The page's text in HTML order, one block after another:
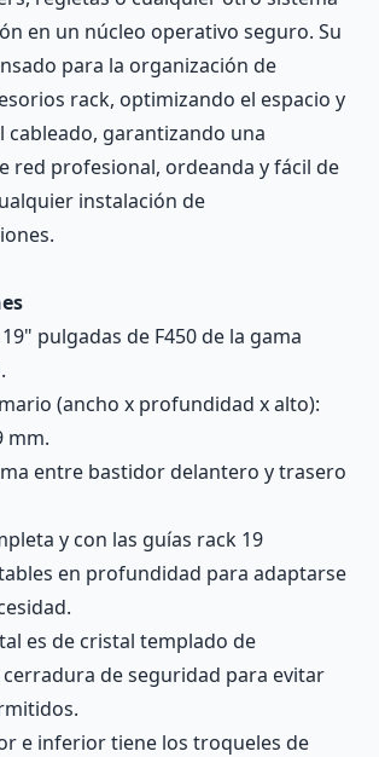
en un núcleo operativo seguro. Su
para la organización de
rack, optimizando el espacio y
cableado, garantizando una
red profesional, ordeanda y fácil de
instalación de
pulgadas de F450 de la gama
(ancho x profundidad x alto):
mm.
entre bastidor delantero y trasero
y con las guías rack 19
en profundidad para adaptarse
es de cristal templado de
de seguridad para evitar
e inferior tiene los troqueles de